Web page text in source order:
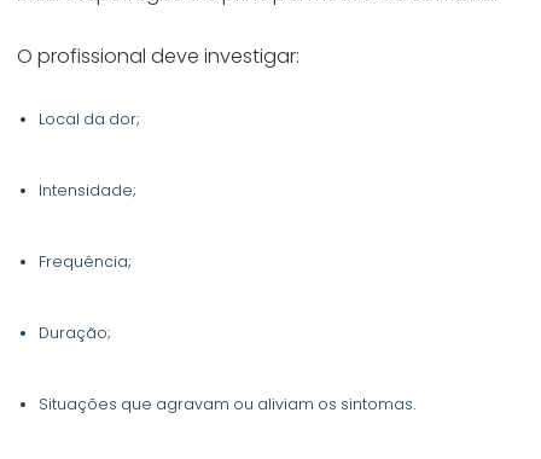
O profissional deve investigar:
Local da dor;
Intensidade;
Frequência;
Duração;
Situações que agravam ou aliviam os sintomas.